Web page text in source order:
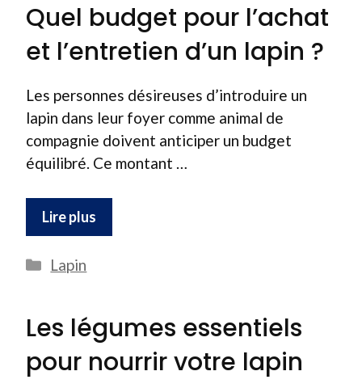
Quel budget pour l’achat
et l’entretien d’un lapin ?
Les personnes désireuses d’introduire un
lapin dans leur foyer comme animal de
compagnie doivent anticiper un budget
équilibré. Ce montant …
Lire plus
Catégories
Lapin
Les légumes essentiels
pour nourrir votre lapin